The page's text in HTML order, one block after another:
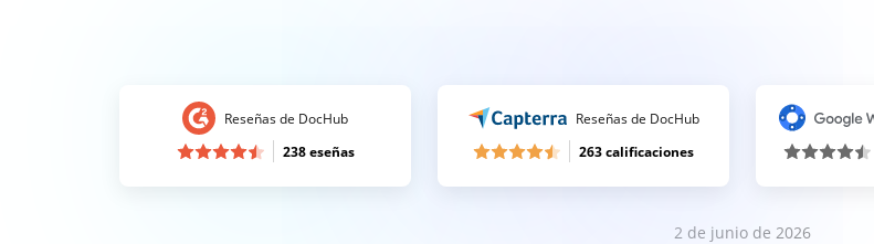
Reseñas de DocHub
238 eseñas
Reseñas de DocHub
263 calificaciones
2 de junio de 2026